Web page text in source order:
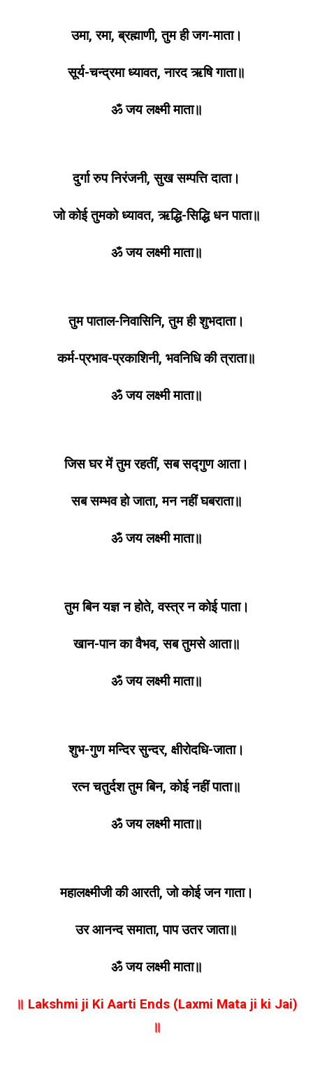
उमा, रमा, ब्रह्माणी, तुम ही जग-माता।
सूर्य-चन्द्रमा ध्यावत, नारद ऋषि गाता॥
ॐ जय लक्ष्मी माता॥
दुर्गा रुप निरंजनी, सुख सम्पत्ति दाता।
जो कोई तुमको ध्यावत, ऋद्धि-सिद्धि धन पाता॥
ॐ जय लक्ष्मी माता॥
तुम पाताल-निवासिनि, तुम ही शुभदाता।
कर्म-प्रभाव-प्रकाशिनी, भवनिधि की त्राता॥
ॐ जय लक्ष्मी माता॥
जिस घर में तुम रहतीं, सब सद्गुण आता।
सब सम्भव हो जाता, मन नहीं घबराता॥
ॐ जय लक्ष्मी माता॥
तुम बिन यज्ञ न होते, वस्त्र न कोई पाता।
खान-पान का वैभव, सब तुमसे आता॥
ॐ जय लक्ष्मी माता॥
शुभ-गुण मन्दिर सुन्दर, क्षीरोदधि-जाता।
रत्न चतुर्दश तुम बिन, कोई नहीं पाता॥
ॐ जय लक्ष्मी माता॥
महालक्ष्मीजी की आरती, जो कोई जन गाता।
उर आनन्द समाता, पाप उतर जाता॥
ॐ जय लक्ष्मी माता॥
॥ Lakshmi ji Ki Aarti Ends (Laxmi Mata ji ki Jai)
॥